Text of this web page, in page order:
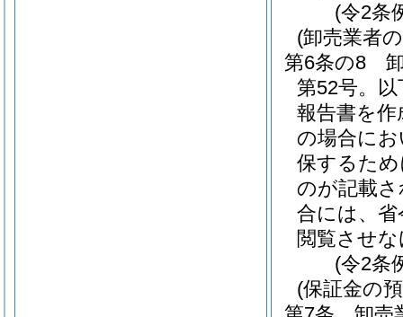
(令2条
(卸売業者
第6条の8
第52号。
報告書を
の場合に
保するた
のが記載
合には、
閲覧させ
(令2条
(保証金の